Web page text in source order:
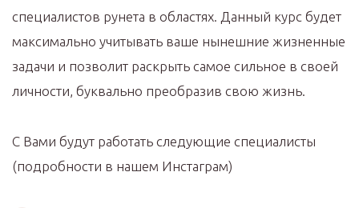
специалистов рунета в областях. Данный курс будет
максимально учитывать ваше нынешние жизненные
задачи и позволит раскрыть самое сильное в своей
личности, буквально преобразив свою жизнь.
С Вами будут работать следующие специалисты
(подробности в нашем Инстаграм)